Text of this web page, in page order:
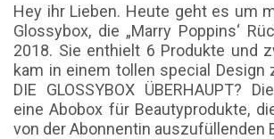
Hey ihr Lieben. Heute geht es um
Glossybox, die „Marry Poppins‘
2018. Sie enthielt 6 Produkte und
kam in einem tollen special Design
DIE GLOSSYBOX ÜBERHAUPT?
eine Abobox für Beautyprodukte,
von der Abonnentin auszufüllenden